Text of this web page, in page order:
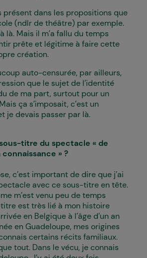
présent dans les propositions que
(ndlr de théâtre) par exemple.
là. Mais il m’a fallu du temps
prête et légitime à faire cette
création.
auto-censurée, par ailleurs,
que le sujet de l’identité
de ma part, surtout pour un
ça s’imposait, c’est un
je devais passer par là.
titre du spectacle « de
connaissance » ?
c’est important de dire que j’ai
avec ce sous-titre en tête.
m’est venu peu de temps
est très lié à mon histoire
en Belgique à l’âge d’un an
en Guadeloupe, mes origines
certains récits familiaux.
tout. Dans le vécu, je connais